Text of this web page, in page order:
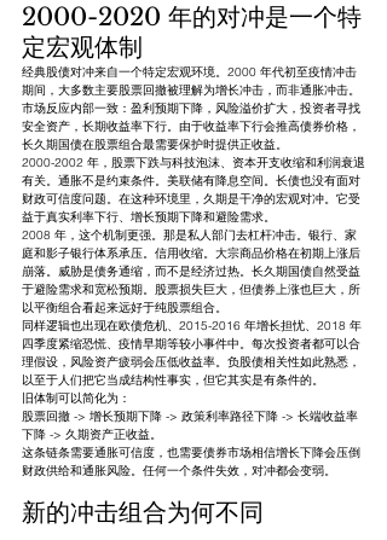
2000-2020 年的对冲是一个特
定宏观体制
经典股债对冲来自一个特定宏观环境。2000 年代初至疫情冲击
期间，大多数主要股票回撤被理解为增长冲击，而非通胀冲击。
市场反应内部一致：盈利预期下降，风险溢价扩大，投资者寻找
安全资产，长期收益率下行。由于收益率下行会推高债券价格，
长久期国债在股票组合最需要保护时提供正收益。
2000-2002 年，股票下跌与科技泡沫、资本开支收缩和利润衰退
有关。通胀不是约束条件。美联储有降息空间。长债也没有面对
财政可信度问题。在这种环境里，久期是干净的宏观对冲。它受
益于真实利率下行、增长预期下降和避险需求。
2008 年，这个机制更强。那是私人部门去杠杆冲击。银行、家
庭和影子银行体系承压。信用收缩。大宗商品价格在初期上涨后
崩落。威胁是债务通缩，而不是经济过热。长久期国债自然受益
于避险需求和宽松预期。股票损失巨大，但债券上涨也巨大，所
以平衡组合看起来远好于纯股票组合。
同样逻辑也出现在欧债危机、2015-2016 年增长担忧、2018 年
四季度紧缩恐慌、疫情早期等较小事件中。每次投资者都可以合
理假设，风险资产疲弱会压低收益率。负股债相关性如此熟悉，
以至于人们把它当成结构性事实，但它其实是有条件的。
旧体制可以简化为：
股票回撤 -> 增长预期下降 -> 政策利率路径下降 -> 长端收益率
下降 -> 久期资产正收益。
这条链条需要通胀可信度，也需要债券市场相信增长下降会压倒
财政供给和通胀风险。任何一个条件失效，对冲都会变弱。
新的冲击组合为何不同